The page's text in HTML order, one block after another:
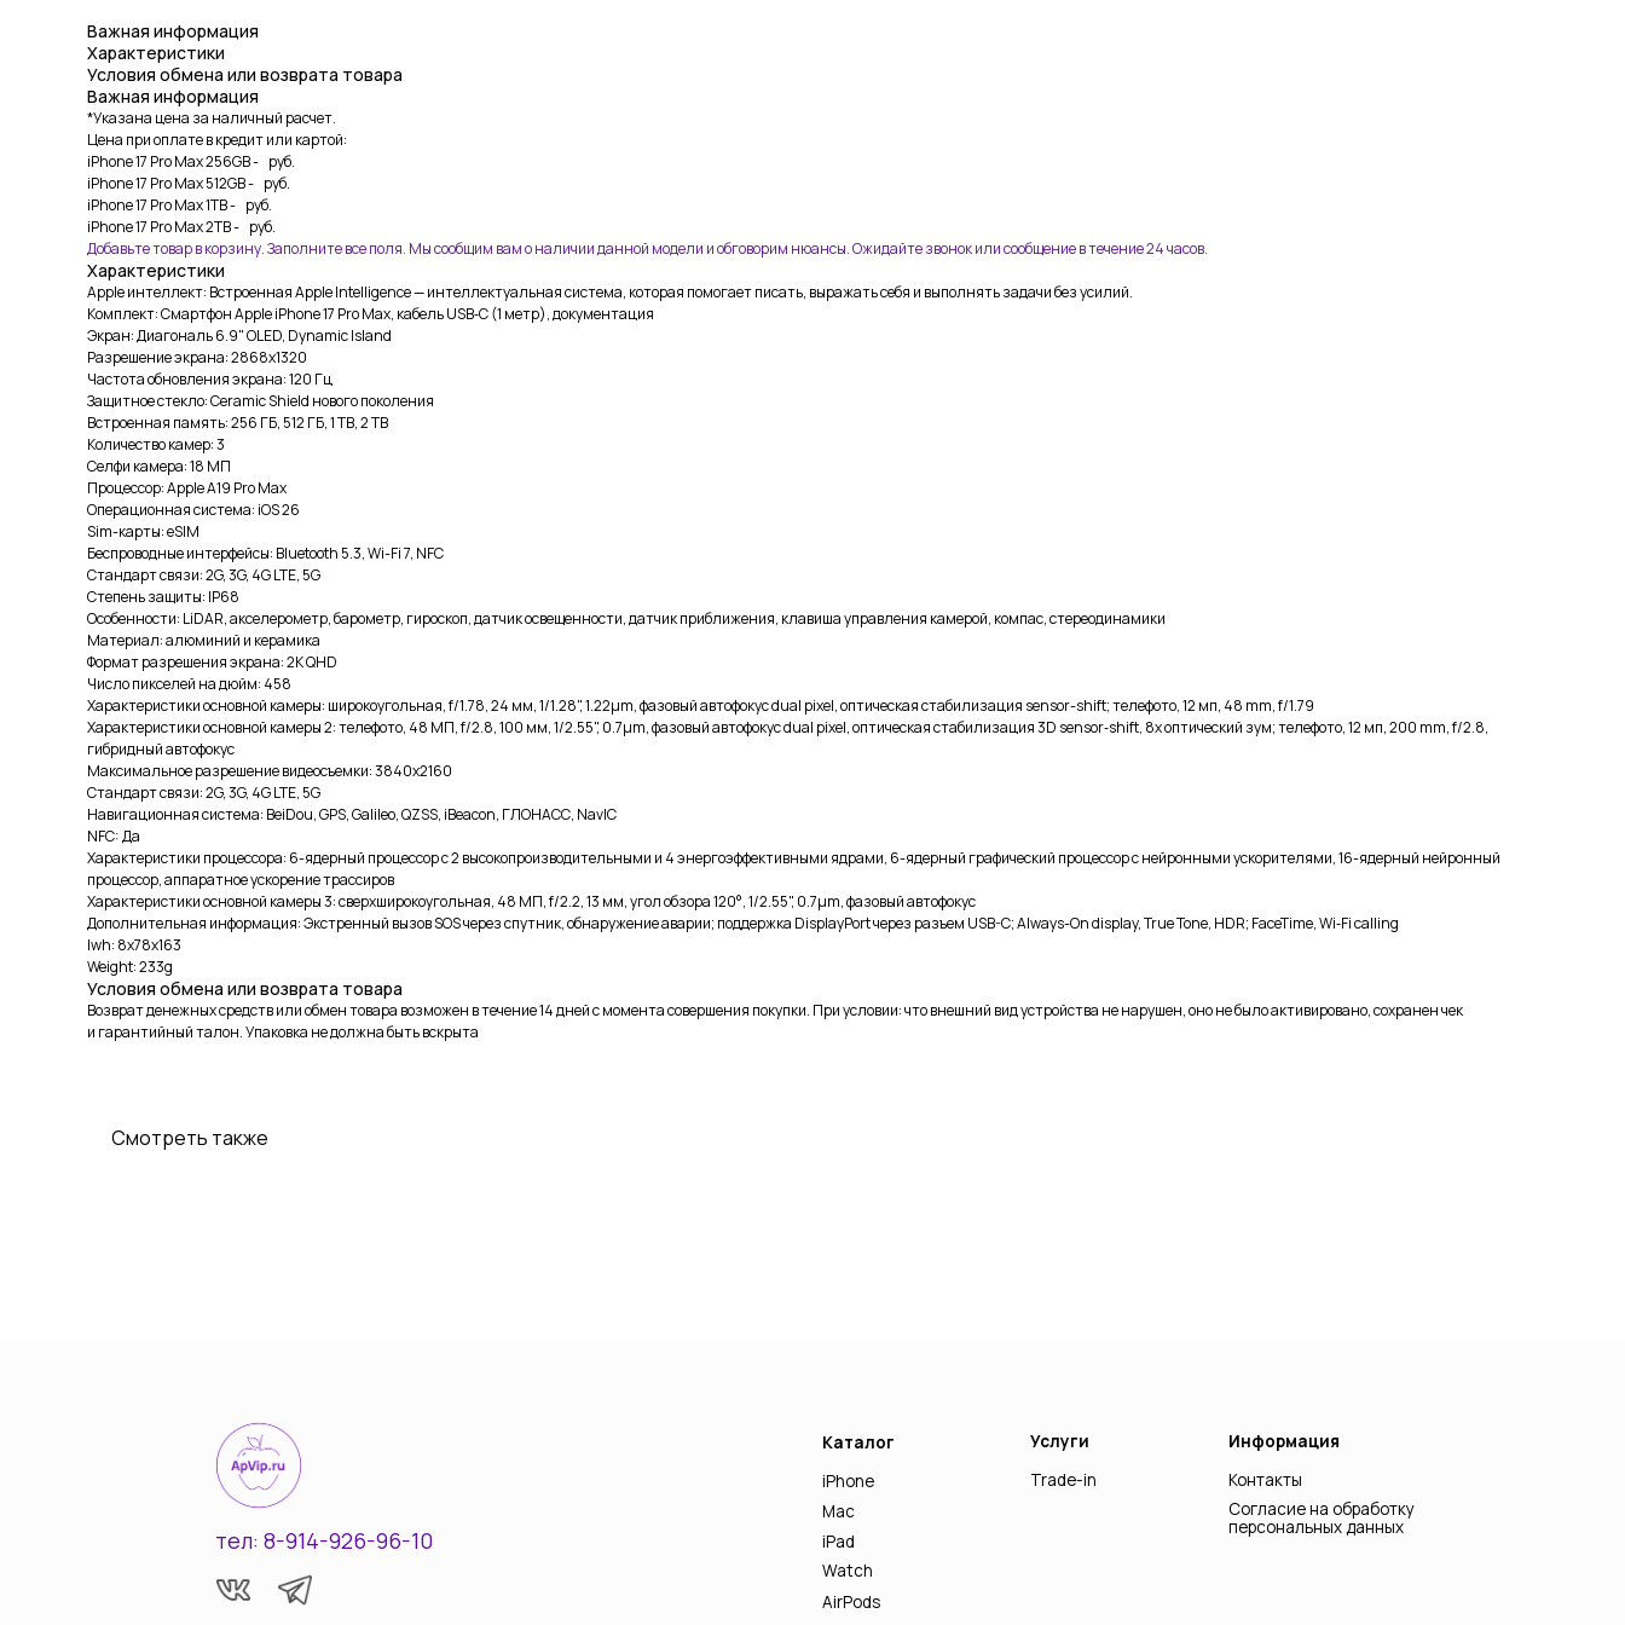
Важная информация
Характеристики
Условия обмена или возврата товара
Важная информация
*Указана цена за наличный расчет.
Цена при оплате в кредит или картой:
iPhone 17 Pro Max 256GB - руб.
iPhone 17 Pro Max 512GB - руб.
iPhone 17 Pro Max 1TB - руб.
iPhone 17 Pro Max 2TB - руб.
Добавьте товар в корзину. Заполните все поля. Мы сообщим вам о наличии данной модели и обговорим нюансы. Ожидайте звонок или сообщение в течение 24 часов.
Характеристики
Apple интеллект: Встроенная Apple Intelligence — интеллектуальная система, которая помогает писать, выражать себя и выполнять задачи без усилий.
Комплект: Смартфон Apple iPhone 17 Pro Max, кабель USB‑C (1 метр), документация
Экран: Диагональ 6.9" OLED, Dynamic Island
Разрешение экрана: 2868x1320
Частота обновления экрана: 120 Гц
Защитное стекло: Ceramic Shield нового поколения
Встроенная память: 256 ГБ, 512 ГБ, 1 TB, 2 TB
Количество камер: 3
Селфи камера: 18 МП
Процессор: Apple A19 Pro Max
Операционная система: iOS 26
Sim-карты: eSIM
Беспроводные интерфейсы: Bluetooth 5.3, Wi-Fi 7, NFC
Стандарт связи: 2G, 3G, 4G LTE, 5G
Степень защиты: IP68
Особенности: LiDAR, акселерометр, барометр, гироскоп, датчик освещенности, датчик приближения, клавиша управления камерой, компас, стереодинамики
Материал: алюминий и керамика
Формат разрешения экрана: 2K QHD
Число пикселей на дюйм: 458
Характеристики основной камеры: широкоугольная, f/1.78, 24 мм, 1/1.28", 1.22µm, фазовый автофокус dual pixel, оптическая стабилизация sensor-shift; телефото, 12 мп, 48 mm, f/1.79
Характеристики основной камеры 2: телефото, 48 МП, f/2.8, 100 мм, 1/2.55", 0.7µm, фазовый автофокус dual pixel, оптическая стабилизация 3D sensor‑shift, 8x оптический зум; телефото, 12 мп, 200 mm, f/2.8,
гибридный автофокус
Максимальное разрешение видеосъемки: 3840x2160
Стандарт связи: 2G, 3G, 4G LTE, 5G
Навигационная система: BeiDou, GPS, Galileo, QZSS, iBeacon, ГЛОНАСС, NavlC
NFC: Да
Характеристики процессора: 6-ядерный процессор с 2 высокопроизводительными и 4 энергоэффективными ядрами, 6-ядерный графический процессор с нейронными ускорителями, 16-ядерный нейронный
процессор, аппаратное ускорение трассиров
Характеристики основной камеры 3: сверхширокоугольная, 48 МП, f/2.2, 13 мм, угол обзора 120°, 1/2.55", 0.7µm, фазовый автофокус
Дополнительная информация: Экстренный вызов SOS через спутник, обнаружение аварии; поддержка DisplayPort через разъем USB-C; Always-On display, True Tone, HDR; FaceTime, Wi‑Fi calling
lwh: 8x78x163
Weight: 233g
Условия обмена или возврата товара
Возврат денежных средств или обмен товара возможен в течение 14 дней с момента совершения покупки. При условии: что внешний вид устройства не нарушен, оно не было активировано, сохранен чек
и гарантийный талон. Упаковка не должна быть вскрыта
Смотреть также
Разработка сайта Vashkevich T.